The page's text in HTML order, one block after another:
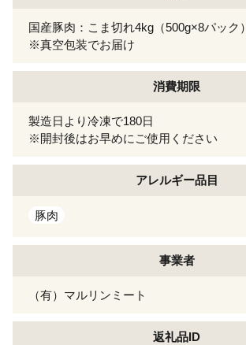
国産豚肉：こま切れ4kg（500g×8パック）
※真空包装でお届け
消費期限
製造日より冷凍で180日
※開封後はお早めにご使用ください
アレルギー品目
豚肉
事業者
（有）マルリンミート
返礼品ID